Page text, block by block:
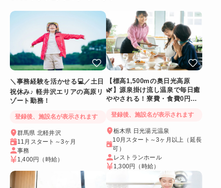
＼事務経験を活かせる💻／土日
祝休み♪ 軽井沢エリアの高原リ
ゾート勤務！
登録後、施設名が表示されます
群馬県 北軽井沢
11月スタート～3ヶ月
事務
1,400円 （時給）
【標高1,500mの奥日光高原
🌿】源泉掛け流し温泉で毎日癒
ややされる！寮費・食費0円！
登録後、施設名が表示されます
栃木県 日光湯元温泉
10月スタート～3ヶ月以上（延長
可）
レストランホール
1,300円 （時給）